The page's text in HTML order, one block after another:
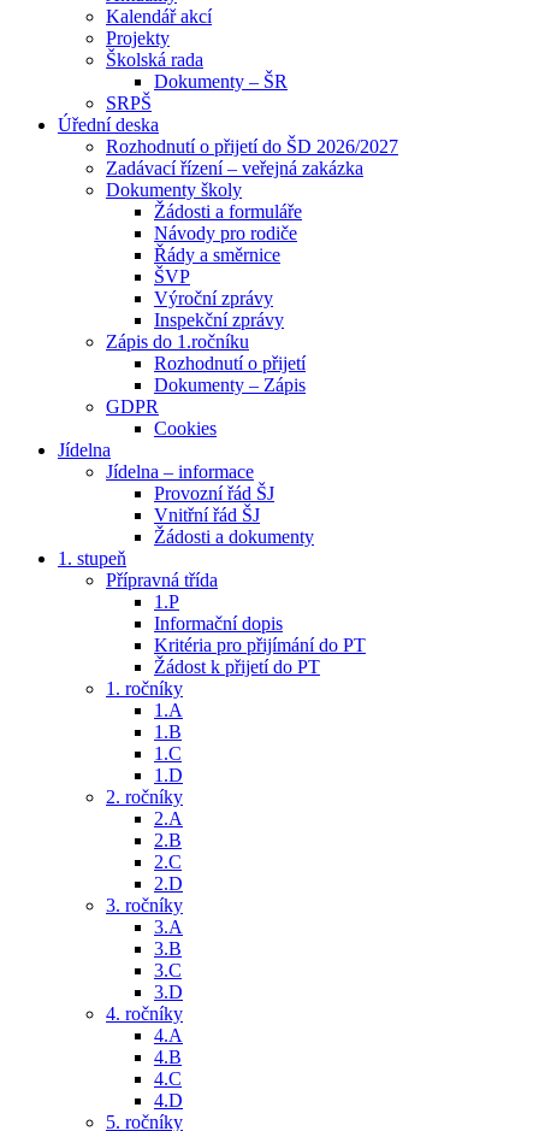
Kalendář akcí
Projekty
Školská rada
Dokumenty – ŠR
SRPŠ
Úřední deska
Rozhodnutí o přijetí do ŠD 2026/2027
Zadávací řízení – veřejná zakázka
Dokumenty školy
Žádosti a formuláře
Návody pro rodiče
Řády a směrnice
ŠVP
Výroční zprávy
Inspekční zprávy
Zápis do 1.ročníku
Rozhodnutí o přijetí
Dokumenty – Zápis
GDPR
Cookies
Jídelna
Jídelna – informace
Provozní řád ŠJ
Vnitřní řád ŠJ
Žádosti a dokumenty
1. stupeň
Přípravná třída
1.P
Informační dopis
Kritéria pro přijímání do PT
Žádost k přijetí do PT
1. ročníky
1.A
1.B
1.C
1.D
2. ročníky
2.A
2.B
2.C
2.D
3. ročníky
3.A
3.B
3.C
3.D
4. ročníky
4.A
4.B
4.C
4.D
5. ročníky